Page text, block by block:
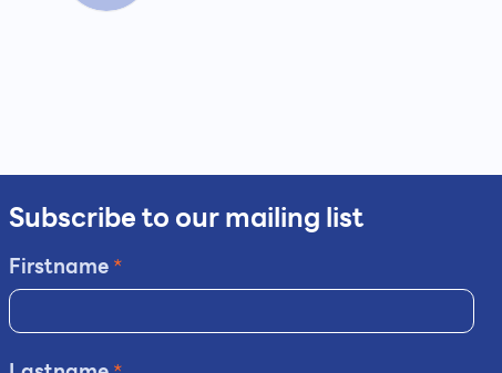
Subscribe to our mailing list
Firstname*